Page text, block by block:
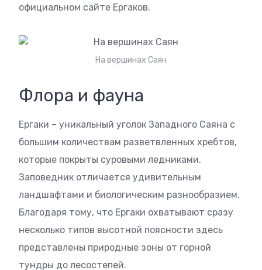
официальном сайте Ергаков.
На вершинах Саян
Флора и фауна
Ергаки – уникальный уголок Западного Саяна с
большим количествам разветвленных хребтов,
которые покрыты суровыми ледниками.
Заповедник отличается удивительным
ландшафтами и биологическим разнообразием.
Благодаря тому, что Ергаки охватывают сразу
несколько типов высотной поясности здесь
представлены природные зоны от горной
тундры до лесостепей.